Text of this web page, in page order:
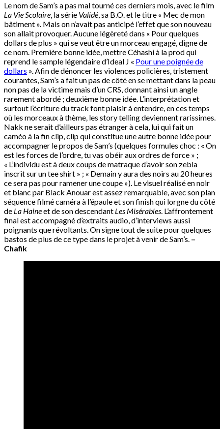
Le nom de Sam’s a pas mal tourné ces derniers mois, avec le film
La Vie Scolaire, la série Validé, sa B.O. et le titre « Mec de mon
bâtiment ». Mais on n’avait pas anticipé l’effet que son nouveau
son allait provoquer. Aucune légèreté dans « Pour quelques
dollars de plus » qui se veut être un morceau engagé, digne de
ce nom. Première bonne idée, mettre Céhashi à la prod qui
reprend le sample légendaire d’Ideal J « Pour une poignée de
dollars ». Afin de dénoncer les violences policières, tristement
courantes, Sam’s a fait un pas de côté en se mettant dans la peau
non pas de la victime mais d’un CRS, donnant ainsi un angle
rarement abordé ; deuxième bonne idée. L’interprétation et
surtout l’écriture du track font plaisir à entendre, en ces temps
où les morceaux à thème, les story telling deviennent rarissimes.
Nakk ne serait d’ailleurs pas étranger à cela, lui qui fait un
caméo à la fin clip, clip qui constitue une autre bonne idée pour
accompagner le propos de Sam’s (quelques formules choc : « On
est les forces de l’ordre, tu vas obéir aux ordres de force » ;
« L’individu est à deux coups de matraque d’avoir son zebla
inscrit sur un tee shirt » ; « Demain y aura des noirs au 20 heures
ce sera pas pour ramener une coupe »). Le visuel réalisé en noir
et blanc par Black Anouar est assez remarquable, avec son plan
séquence filmé caméra à l’épaule et son finish qui lorgne du côté
de La Haineet de son descendant Les Misérables. L’affrontement
final est accompagné d’extraits audio, d’interviews aussi
poignants que révoltants. On signe tout de suite pour quelques
bastos de plus de ce type dans le projet à venir de Sam’s. –
Chafik